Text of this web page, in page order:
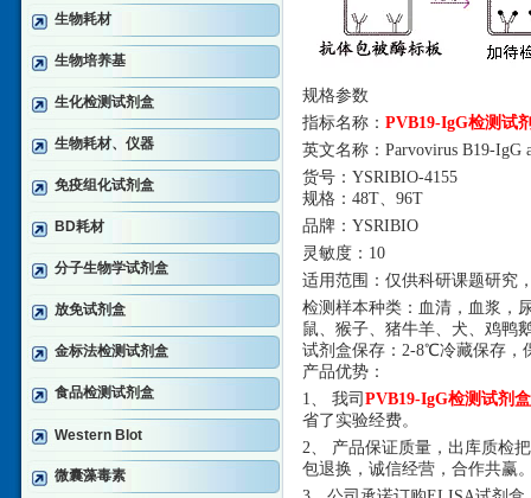
生物耗材
生物培养基
生化检测试剂盒
生物耗材、仪器
免疫组化试剂盒
BD耗材
分子生物学试剂盒
放免试剂盒
金标法检测试剂盒
食品检测试剂盒
Western Blot
微囊藻毒素
规格参数
指标名称： PVB19-IgG检测试
英文名称： Parvovirus B19-IgG
货号： YSRIBIO-4155
规格： 48T、96T
品牌： YSRIBIO
灵敏度： 10
适用范围：仅供科研课题研究
检测样本种类：血清，血浆，
鼠、猴子、猪牛羊、犬、鸡鸭
试剂盒保存： 2-8℃冷藏保存，
产品优势：
1、 我司 PVB19-IgG检测试剂
省了实验经费。
2、 产品保证质量，出库质检
包退换，诚信经营，合作共赢